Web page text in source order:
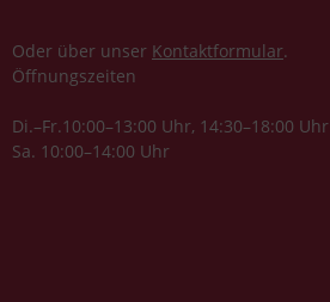
Oder über unser Kontaktformular.
Öffnungszeiten
Di.–Fr.10:00–13:00 Uhr, 14:30–18:00 Uhr
Sa. 10:00–14:00 Uhr